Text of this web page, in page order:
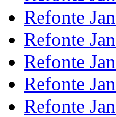
Refonte
Refonte
Refonte
Refonte
Refonte